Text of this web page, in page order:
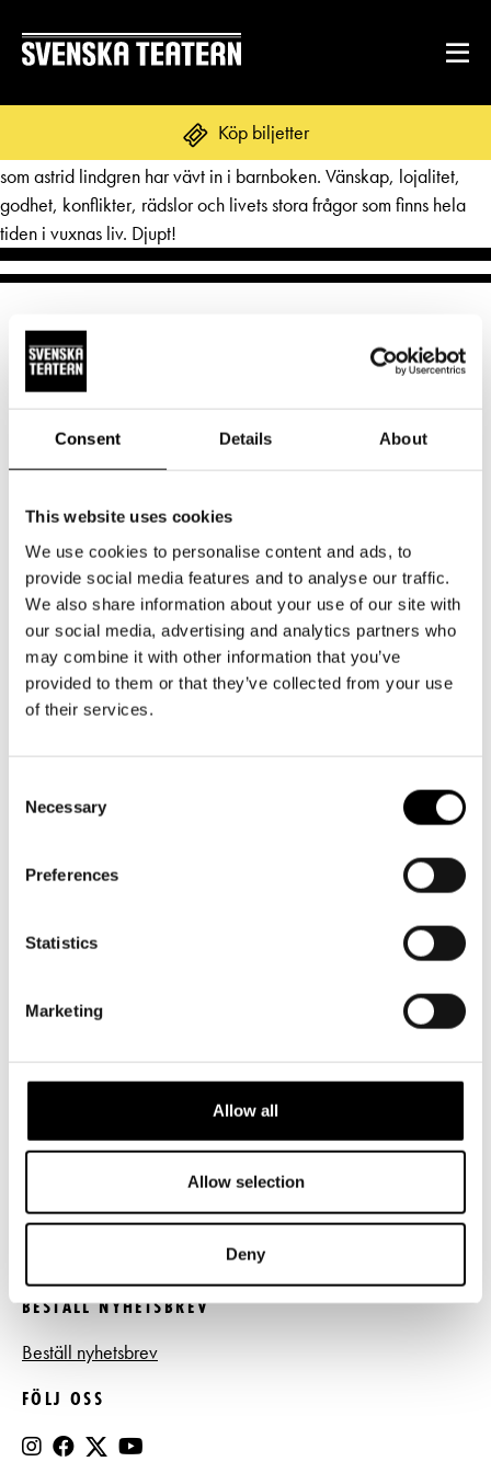
Consent Details About
This website uses cookies
We use cookies to personalise content and ads, to
provide social media features and to analyse our traffic.
We also share information about your use of our site with
our social media, advertising and analytics partners who
may combine it with other information that you’ve
provided to them or that they’ve collected from your use
of their services.
Selection
Necessary
Preferences
Statistics
Marketing
Allow all
Allow selection
Deny
Köp biljetter
REPERTOAR & BILJETTER
Repertoar
Kalender
Kundtjänst
Biljetter
Mat & dryck
Publikarbete
Textning
Tillgänglighet
Frågor & svar
Platskarta
GRUPPER & FÖRETAG
Grupper & teaterombud
Pedagognätverk & skolgrupper
Företag
Guidning
Teaterns verksamhet
Ensemble
Historia
Kontaktuppgifter
Jobba hos oss
LOGGA IN
Fantastisk inlevelse, magiska akrobater, skönsjungande
skådespelare. Mästerverk som gör att jag som åskådare ser allt
som astrid lindgren har vävt in i barnboken. Vänskap, lojalitet,
godhet, konflikter, rädslor och livets stora frågor som finns hela
tiden i vuxnas liv. Djupt!
Norra esplanaden 2
00130 Helsingfors
Växel och reception
må-fr kl. 9-16
09 616 211
info@svenskateatern.fi
BILJETTER
biljetter@svenskateatern.fi
ti-fr kl 12-18
Tillgänglighet
Press
Register- och dataskyddsbeskrivning
Jobba hos oss
BESTÄLL NYHETSBREV
Beställ nyhetsbrev
FÖLJ OSS